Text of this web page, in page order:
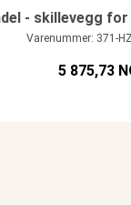
- skillevegg
Varenummer: 371-
5 875,73